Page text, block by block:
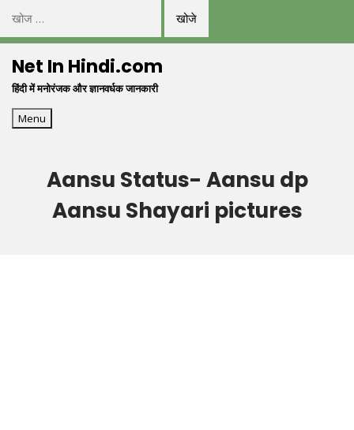
निम्न
को
खोजें:Net In Hindi.com
हिंदी में मनोरंजक और ज्ञानवर्धक जानकारी
Menu
Aansu Status- Aansu dp
Aansu Shayari pictures